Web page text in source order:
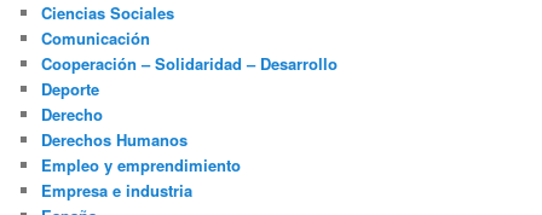
Ciencias Sociales
Comunicación
Cooperación – Solidaridad – Desarrollo
Deporte
Derecho
Derechos Humanos
Empleo y emprendimiento
Empresa e industria